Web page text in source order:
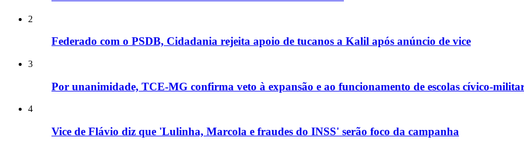
2
Federado com o PSDB, Cidadania rejeita apoio de tucanos a Kalil após anúncio de vice
3
Por unanimidade, TCE-MG confirma veto à expansão e ao funcionamento de escolas cívico-
4
Vice de Flávio diz que 'Lulinha, Marcola e fraudes do INSS' serão foco da campanha